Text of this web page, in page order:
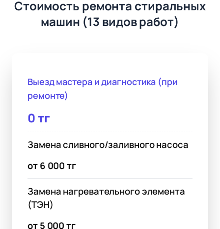
Стоимость ремонта стиральных
машин (13 видов работ)
Выезд мастера и диагностика (при
ремонте)
0 тг
Замена сливного/заливного насоса
от 6 000 тг
Замена нагревательного элемента
(ТЭН)
от 5 000 тг